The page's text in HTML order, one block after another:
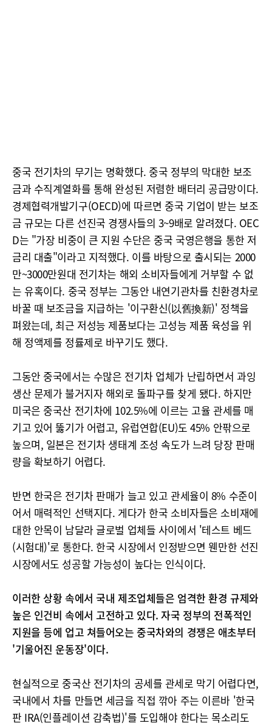
중국 전기차의 무기는 명확했다. 중국 정부의 막대한 보조
금과 수직계열화를 통해 완성된 저렴한 배터리 공급망이다.
경제협력개발기구(OECD)에 따르면 중국 기업이 받는 보조
금 규모는 다른 선진국 경쟁사들의 3~9배로 알려졌다. OEC
D는 "가장 비중이 큰 지원 수단은 중국 국영은행을 통한 저
금리 대출"이라고 지적했다. 이를 바탕으로 출시되는 2000
만~3000만원대 전기차는 해외 소비자들에게 거부할 수 없
는 유혹이다. 중국 정부는 그동안 내연기관차를 친환경차로
바꿀 때 보조금을 지급하는 '이구환신(以舊換新)' 정책을
펴왔는데, 최근 저성능 제품보다는 고성능 제품 육성을 위
해 정액제를 정률제로 바꾸기도 했다.
그동안 중국에서는 수많은 전기차 업체가 난립하면서 과잉
생산 문제가 불거지자 해외로 돌파구를 찾게 됐다. 하지만
미국은 중국산 전기차에 102.5%에 이르는 고율 관세를 매
기고 있어 뚫기가 어렵고, 유럽연합(EU)도 45% 안팎으로
높으며, 일본은 전기차 생태계 조성 속도가 느려 당장 판매
량을 확보하기 어렵다.
반면 한국은 전기차 판매가 늘고 있고 관세율이 8% 수준이
어서 매력적인 선택지다. 게다가 한국 소비자들은 소비재에
대한 안목이 남달라 글로벌 업체들 사이에서 '테스트 베드
(시험대)'로 통한다. 한국 시장에서 인정받으면 웬만한 선진
시장에서도 성공할 가능성이 높다는 인식이다.
이러한 상황 속에서 국내 제조업체들은 엄격한 환경 규제와
높은 인건비 속에서 고전하고 있다. 자국 정부의 전폭적인
지원을 등에 업고 쳐들어오는 중국차와의 경쟁은 애초부터
'기울어진 운동장'이다.
현실적으로 중국산 전기차의 공세를 관세로 막기 어렵다면,
국내에서 차를 만들면 세금을 직접 깎아 주는 이른바 '한국
판 IRA(인플레이션 감축법)'를 도입해야 한다는 목소리도